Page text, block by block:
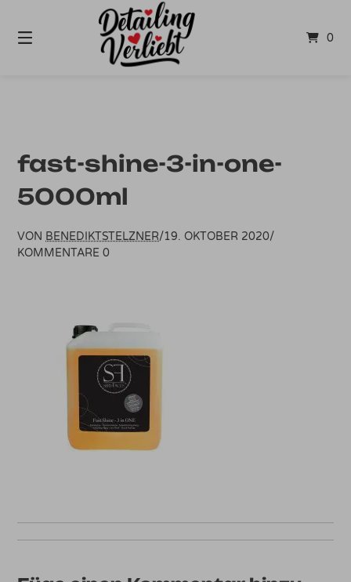
Inhalt
0
fast-shine-3-in-one-
5000ml
VON BENEDIKTSTELZNER/19. OKTOBER 2020/
KOMMENTARE 0